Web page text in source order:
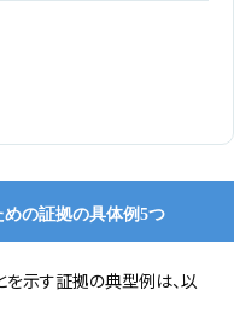
の証拠の具体例5つ
示す証拠の典型例は、以